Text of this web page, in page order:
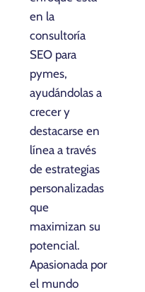
en la
consultoría
SEO para
pymes,
ayudándolas a
crecer y
destacarse en
línea a través
de estrategias
personalizadas
que
maximizan su
potencial.
Apasionada por
el mundo